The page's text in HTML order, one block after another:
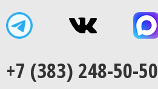
+7 (383) 248-50-50